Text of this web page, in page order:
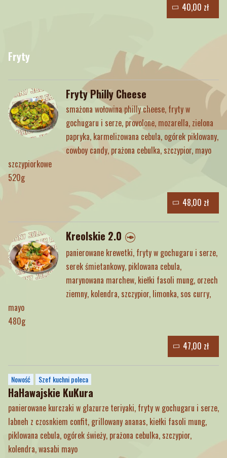
Fryty
Fryty Philly Cheese
smażona wołowina philly cheese, fryty w
gochugaru i serze, provolone, mozarella, zielona
papryka, karmelizowana cebula, ogórek piklowany,
cowboy candy, prażona cebulka, szczypior, mayo
szczypiorkowe
520g
Kreolskie 2.0
panierowane krewetki, fryty w gochugaru i serze,
serek śmietankowy, piklowana cebula,
marynowana marchew, kiełki fasoli mung, orzech
ziemny, kolendra, szczypior, limonka, sos curry,
mayo
480g
Nowość Szef kuchni poleca
HaHawajskie KuKura
panierowane kurczaki w glazurze teriyaki, fryty w gochugaru i serze,
labneh z czosnkiem confit, grillowany ananas, kiełki fasoli mung,
piklowana cebula, ogórek świeży, prażona cebulka, szczypior,
kolendra, wasabi mayo